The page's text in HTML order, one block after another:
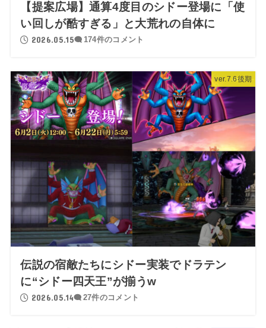
【提案広場】通算4度目のシドー登場に「使
い回しが酷すぎる」と大荒れの自体に
2026.05.15 174件のコメント
ver.7.6後期
伝説の宿敵たちにシドー実装でドラテン
に“シドー四天王”が揃うw
2026.05.14 27件のコメント